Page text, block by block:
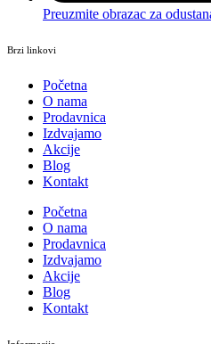
Preuzmite obrazac za
Brzi linkovi
Početna
O nama
Prodavnica
Izdvajamo
Akcije
Blog
Kontakt
Početna
O nama
Prodavnica
Izdvajamo
Akcije
Blog
Kontakt